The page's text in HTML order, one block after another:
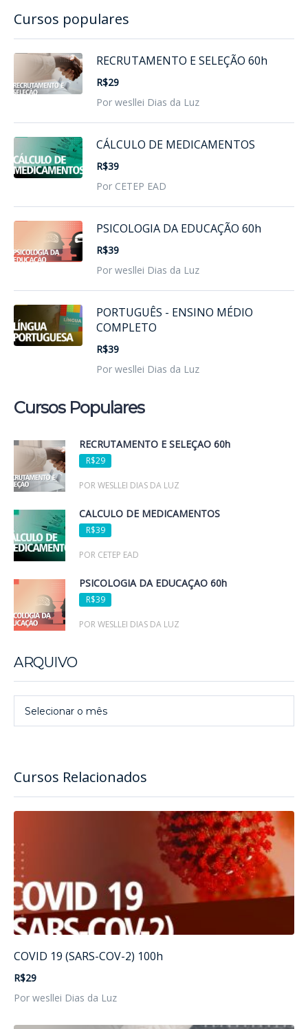
Cursos Relacionados
COVID 19 (SARS-COV-2) 100h
R$29
Por wesllei Dias da Luz
Cursos populares
RECRUTAMENTO E SELEÇÃO 60h
R$29
Por wesllei Dias da Luz
CÁLCULO DE MEDICAMENTOS
R$39
Por CETEP EAD
PSICOLOGIA DA EDUCAÇÃO 60h
R$39
Por wesllei Dias da Luz
PORTUGUÊS - ENSINO MÉDIO
COMPLETO
R$39
Por wesllei Dias da Luz
Cursos Populares
RECRUTAMENTO E SELEÇÃO 60h
R$29
POR WESLLEI DIAS DA LUZ
CÁLCULO DE MEDICAMENTOS
R$39
POR CETEP EAD
PSICOLOGIA DA EDUCAÇÃO 60h
R$39
POR WESLLEI DIAS DA LUZ
ARQUIVO
Selecionar o mês